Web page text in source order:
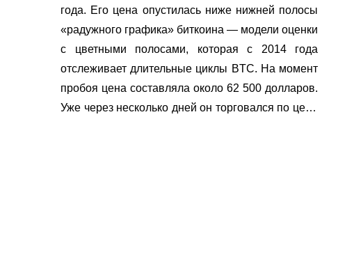
года. Его цена опустилась ниже нижней полосы
«радужного графика» биткоина — модели оценки
с цветными полосами, которая с 2014 года
отслеживает длительные циклы BTC. На момент
пробоя цена составляла около 62 500 долларов.
Уже через несколько дней он торговался по цене